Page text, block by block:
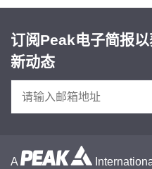
订阅Peak电子简报
新动态
A